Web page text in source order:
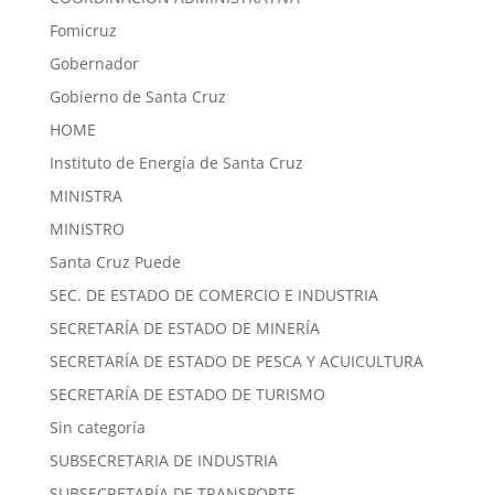
Fomicruz
Gobernador
Gobierno de Santa Cruz
HOME
Instituto de Energía de Santa Cruz
MINISTRA
MINISTRO
Santa Cruz Puede
SEC. DE ESTADO DE COMERCIO E INDUSTRIA
SECRETARÍA DE ESTADO DE MINERÍA
SECRETARÍA DE ESTADO DE PESCA Y ACUICULTURA
SECRETARÍA DE ESTADO DE TURISMO
Sin categoría
SUBSECRETARIA DE INDUSTRIA